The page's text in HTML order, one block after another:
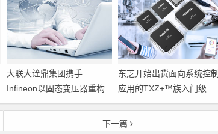
大联大诠鼎集团携手
Infineon以固态变压器重构
配电效率新标杆
东芝开始出货面向系统控制
应用的TXZ+™族入门级
M4V组（搭载Arm
Cortex‑M4内核的标准微控
下一篇